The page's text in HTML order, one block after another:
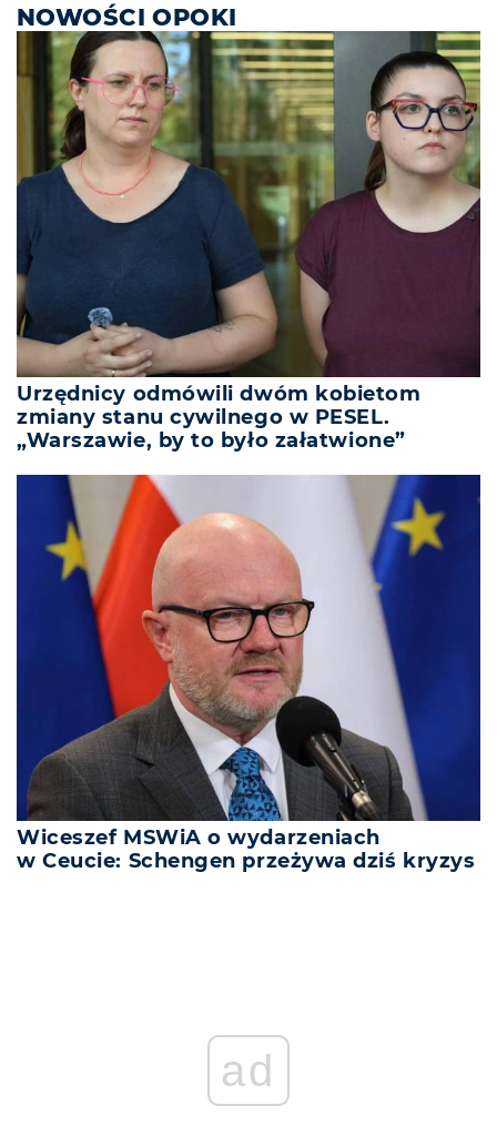
NOWOŚCI OPOKI
Urzędnicy odmówili dwóm kobietom
zmiany stanu cywilnego w PESEL.
„Warszawie, by to było załatwione”
Wiceszef MSWiA o wydarzeniach
w Ceucie: Schengen przeżywa dziś kryzys
ad